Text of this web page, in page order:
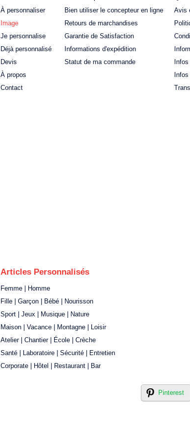
À personnaliser
Image
Je personnalise
Déjà personnalisé
Devis
À propos
Contact
Bien utiliser le concepteur en ligne
Retours de marchandises
Garantie de Satisfaction
Informations d'expédition
Statut de ma commande
Avis
Infos
Articles Personnalisés
Femme | Homme
Fille | Garçon | Bébé | Nourisson
Sport | Jeux | Musique | Nature
Maison | Vacance | Montagne | Loisir
Atelier | Chantier | École | Crèche
Santé | Laboratoire | Sécurité | Entretien
Corporate | Hôtel | Restaurant | Bar
Pinterest